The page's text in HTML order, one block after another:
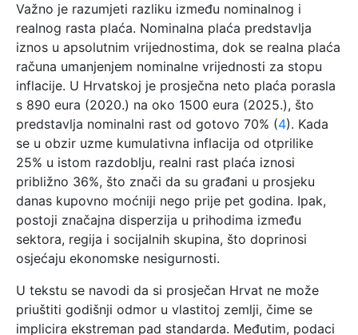
Važno je razumjeti razliku između nominalnog i
realnog rasta plaća. Nominalna plaća predstavlja
iznos u apsolutnim vrijednostima, dok se realna plaća
računa umanjenjem nominalne vrijednosti za stopu
inflacije. U Hrvatskoj je prosječna neto plaća porasla
s 890 eura (2020.) na oko 1500 eura (2025.), što
predstavlja nominalni rast od gotovo 70% (4). Kada
se u obzir uzme kumulativna inflacija od otprilike
25% u istom razdoblju, realni rast plaća iznosi
približno 36%, što znači da su građani u prosjeku
danas kupovno moćniji nego prije pet godina. Ipak,
postoji značajna disperzija u prihodima između
sektora, regija i socijalnih skupina, što doprinosi
osjećaju ekonomske nesigurnosti.
U tekstu se navodi da si prosječan Hrvat ne može
priuštiti godišnji odmor u vlastitoj zemlji, čime se
implicira ekstreman pad standarda. Međutim, podaci